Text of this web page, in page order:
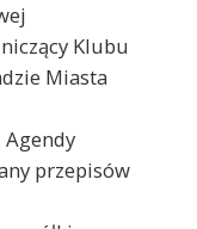
Klubu
Miasta
przepisów